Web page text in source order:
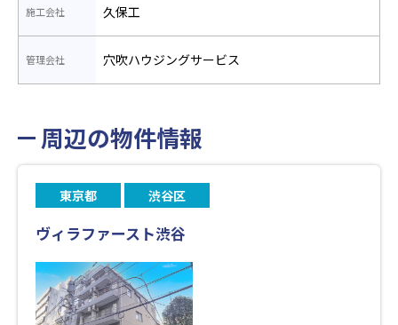
施工会社 久保工
管理会社 穴吹ハウジングサービス
周辺の物件情報
東京都 渋谷区
ヴィラファースト渋谷